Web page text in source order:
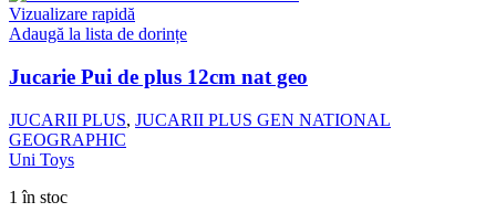
Vizualizare rapidă
Adaugă la lista de dorințe
Jucarie Pui de plus 12cm nat geo
JUCARII PLUS, JUCARII PLUS GEN NATIONAL
GEOGRAPHIC
Uni Toys
1 în stoc